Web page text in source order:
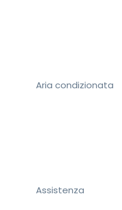
Aria condizionata
Assistenza